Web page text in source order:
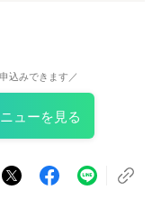
込みできます／
ューを見る